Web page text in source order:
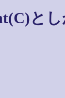
とし